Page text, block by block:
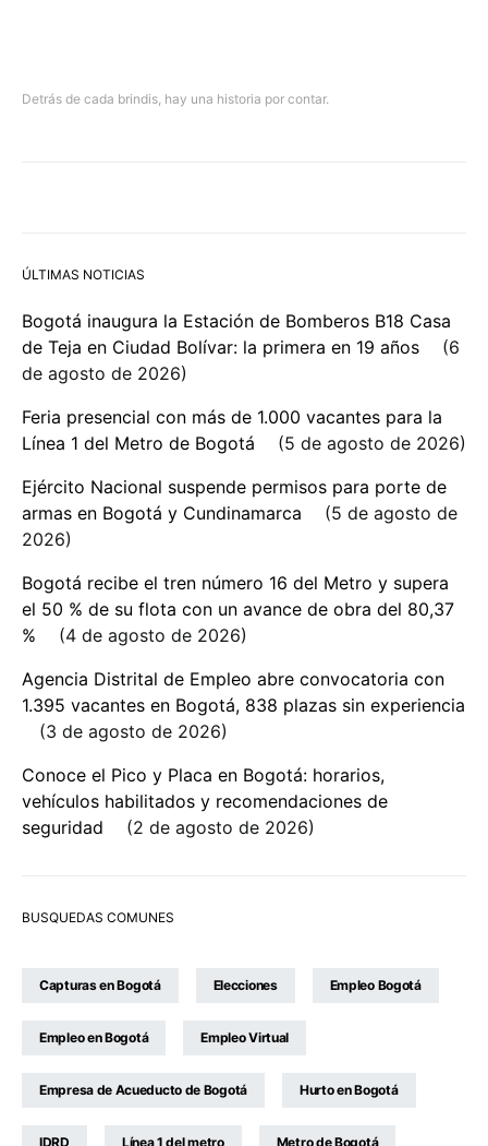
Detrás de cada brindis, hay una historia por contar.
ÚLTIMAS NOTICIAS
Bogotá inaugura la Estación de Bomberos B18 Casa
de Teja en Ciudad Bolívar: la primera en 19 años
6
de agosto de 2026
Feria presencial con más de 1.000 vacantes para la
Línea 1 del Metro de Bogotá
5 de agosto de 2026
Ejército Nacional suspende permisos para porte de
armas en Bogotá y Cundinamarca
5 de agosto de
2026
Bogotá recibe el tren número 16 del Metro y supera
el 50 % de su flota con un avance de obra del 80,37
%
4 de agosto de 2026
Agencia Distrital de Empleo abre convocatoria con
1.395 vacantes en Bogotá, 838 plazas sin experiencia
3 de agosto de 2026
Conoce el Pico y Placa en Bogotá: horarios,
vehículos habilitados y recomendaciones de
seguridad
2 de agosto de 2026
BUSQUEDAS COMUNES
Capturas en Bogotá Elecciones Empleo Bogotá
Empleo en Bogotá Empleo Virtual
Empresa de Acueducto de Bogotá Hurto en Bogotá
IDRD Línea 1 del metro Metro de Bogotá